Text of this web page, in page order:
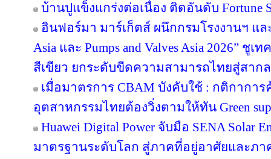
บ้านปูแข็งแกร่งต่อเนื่อง ติดอันดับ Fortune
อินฟอร์มา มาร์เก็ตส์ ผนึกกรมโรงงานฯ แ
Asia และ Pumps and Valves Asia 2026”
สีเขียว ยกระดับขีดความสามารถไทยสู่สากล
เมื่อมาตรการ CBAM บังคับใช้ : กติกากา
อุตสาหกรรมไทยต้องวิ่งตามให้ทัน Green
Huawei Digital Power จับมือ SENA Solar
มาตรฐานระดับโลก สู่ภาคที่อยู่อาศัยและภา